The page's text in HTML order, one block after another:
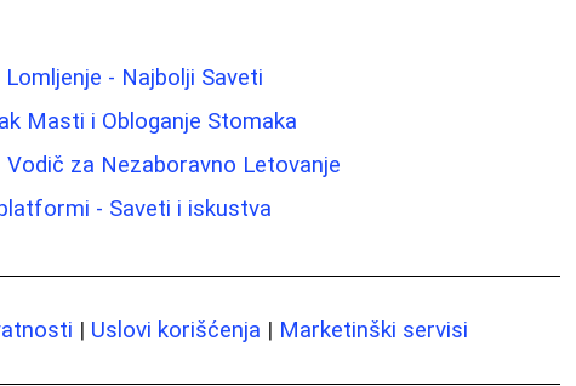
- Najbolji Saveti
Masti i Obloganje Stomaka
za Nezaboravno Letovanje
- Saveti i iskustva
| Uslovi korišćenja | Marketinški servisi